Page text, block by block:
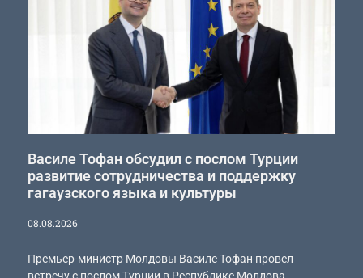
Василе Тофан обсудил с послом Турции
развитие сотрудничества и поддержку
гагаузского языка и культуры
08.08.2026
Премьер-министр Молдовы Василе Тофан провел